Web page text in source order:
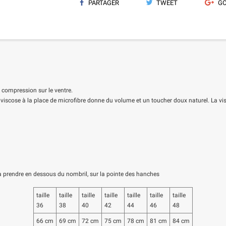
PARTAGER TWEET
sur le ventre.
à la place de microfibre donne du volume et un toucher doux naturel. La
prendre en dessous du nombril, sur la pointe des hanches
taille
36
taille
38
taille
40
taille
42
taille
44
taille
46
taille
48
66 cm 69 cm 72 cm 75 cm 78 cm 81 cm 84 cm